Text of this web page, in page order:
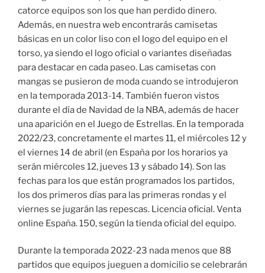
catorce equipos son los que han perdido dinero.
Además, en nuestra web encontrarás camisetas
básicas en un color liso con el logo del equipo en el
torso, ya siendo el logo oficial o variantes diseñadas
para destacar en cada paseo. Las camisetas con
mangas se pusieron de moda cuando se introdujeron
en la temporada 2013-14. También fueron vistos
durante el día de Navidad de la NBA, además de hacer
una aparición en el Juego de Estrellas. En la temporada
2022/23, concretamente el martes 11, el miércoles 12 y
el viernes 14 de abril (en España por los horarios ya
serán miércoles 12, jueves 13 y sábado 14). Son las
fechas para los que están programados los partidos,
los dos primeros días para las primeras rondas y el
viernes se jugarán las repescas. Licencia oficial. Venta
online España. 150, según la tienda oficial del equipo.
Durante la temporada 2022-23 nada menos que 88
partidos que equipos jueguen a domicilio se celebrarán